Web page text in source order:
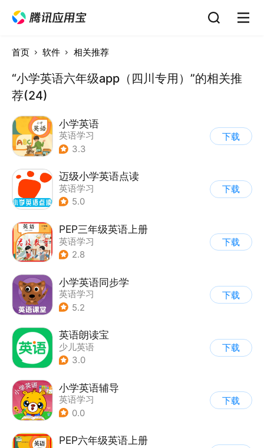
首页 软件 相关推荐
“小学英语六年级app（四川专用）”的相关推
荐(24)
小学英语
英语学习
3.3
下载
迈级小学英语点读
英语学习
5.0
下载
PEP三年级英语上册
英语学习
2.8
下载
小学英语同步学
英语学习
5.2
下载
英语朗读宝
少儿英语
3.0
下载
小学英语辅导
英语学习
0.0
下载
PEP六年级英语上册